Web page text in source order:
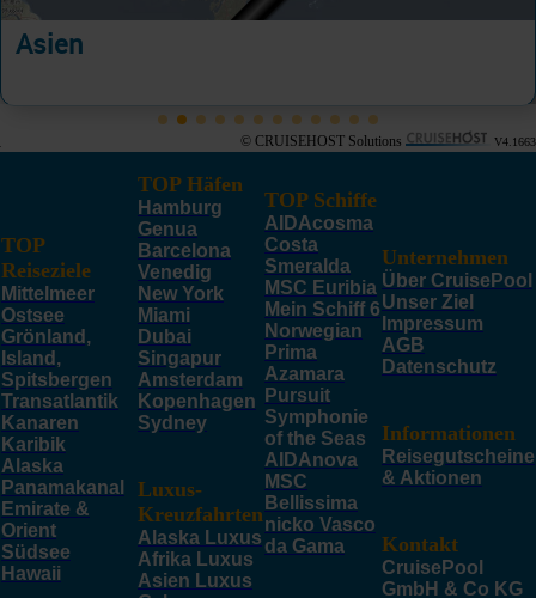
Asien
© CRUISEHOST Solutions V4.1663
TOP
Reiseziele
Mittelmeer
Ostsee
Grönland,
Island,
Spitsbergen
Transatlantik
Kanaren
Karibik
Alaska
Panamakanal
Emirate &
Orient
Südsee
Hawaii
TOP Häfen
Hamburg
Genua
Barcelona
Venedig
New York
Miami
Dubai
Singapur
Amsterdam
Kopenhagen
Sydney
Luxus-
Kreuzfahrten
Alaska Luxus
Afrika Luxus
Asien Luxus
TOP Schiffe
AIDAcosma
Costa
Smeralda
MSC Euribia
Mein Schiff 6
Norwegian
Prima
Azamara
Pursuit
Symphonie
of the Seas
AIDAnova
MSC
Bellissima
nicko Vasco
da Gama
Unternehmen
Über CruisePool
Unser Ziel
Impressum
AGB
Datenschutz
Informationen
Reisegutscheine
& Aktionen
Kontakt
CruisePool
GmbH & Co KG